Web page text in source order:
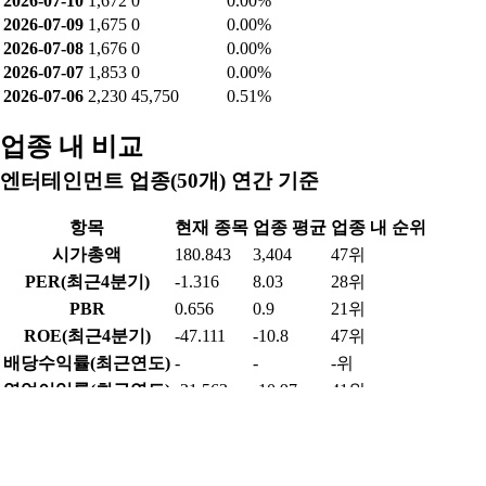
2026-07-30 2,040 60,684
0.68%
2026-07-29 2,040 58,027
0.65%
2026-07-28 1,974 0
0.00%
2026-07-27 2,075 62,252
0.69%
2026-07-23 2,145 60,831
2026-07-22 2,200 60,742
2026-07-21 2,230 105,372
1.17%
2026-07-16 2,235 102,623
1.14%
2026-07-15 1,997 52,132
0.58%
2026-07-14 2,000 0
0.00%
2026-07-13 2,170
0.00%
2026-07-10 1,672 0
0.00%
2026-07-09 1,675
2026-07-08 1,676 0